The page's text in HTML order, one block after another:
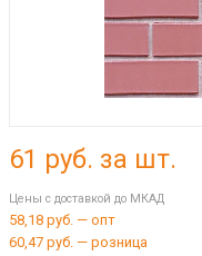
61 руб. за шт.
Цены с доставкой до МКАД
58,18 руб. — опт
60,47 руб. — розница